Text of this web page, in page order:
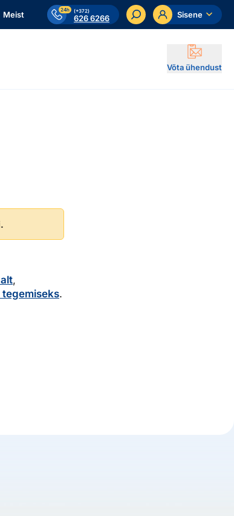
Meist 24h (+372)
626 6266 Sisene
Võta ühendust
,
.